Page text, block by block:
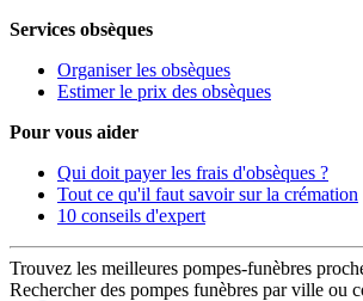
Services obsèques
Organiser les obsèques
Estimer le prix des obsèques
Pour vous aider
Qui doit payer les frais d'obsèques ?
Tout ce qu'il faut savoir sur la crémation
10 conseils d'expert
Trouvez les meilleures pompes-funèbres
Rechercher des pompes funèbres par ville ou